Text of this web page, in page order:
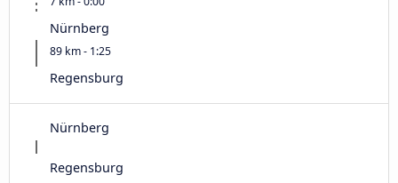
Nürnberg
89 km - 1:25
Regensburg
Nürnberg
Regensburg